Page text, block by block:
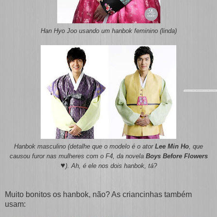
Han Hyo Joo usando um hanbok feminino(linda)
Hanbok masculino (detalhe que o modelo é o ator Lee Min Ho , que
causou furor nas mulheres com o F4, da novela Boys Before Flowers
♥). Ah, é ele nos dois hanbok, tá?
Muito bonitos os hanbok, não? As criancinhas também
usam: